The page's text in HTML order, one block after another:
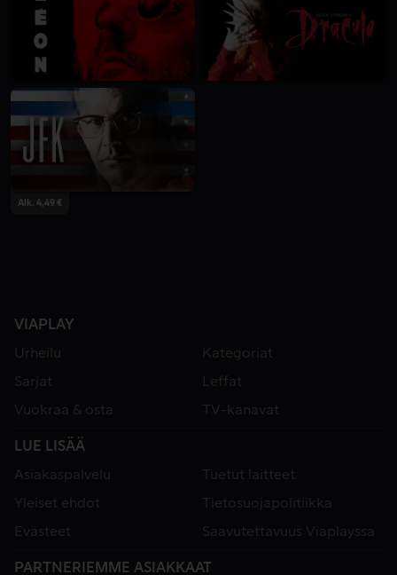
Alk. 4,49 €
VIAPLAY
Urheilu
Kategoriat
Sarjat
Leffat
Vuokraa & osta
TV-kanavat
LUE LISÄÄ
Asiakaspalvelu
Tuetut laitteet
Yleiset ehdot
Tietosuojapolitiikka
Evästeet
Saavutettavuus Viaplayssa
PARTNERIEMME ASIAKKAAT